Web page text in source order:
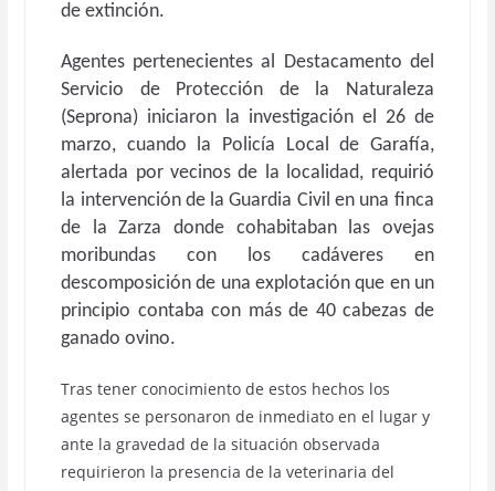
de extinción.
Agentes pertenecientes al Destacamento del
Servicio de Protección de la Naturaleza
(Seprona) iniciaron la investigación el 26 de
marzo, cuando la Policía Local de Garafía,
alertada por vecinos de la localidad, requirió
la intervención de la Guardia Civil en una finca
de la Zarza donde cohabitaban las ovejas
moribundas con los cadáveres en
descomposición de una explotación que en un
principio contaba con más de 40 cabezas de
ganado ovino.
Tras tener conocimiento de estos hechos los
agentes se personaron de inmediato en el lugar y
ante la gravedad de la situación observada
requirieron la presencia de la veterinaria del